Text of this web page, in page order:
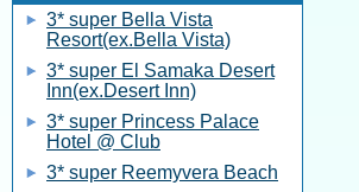
3* super Bella Vista
Resort(ex.Bella Vista)
3* super El Samaka Desert
Inn(ex.Desert Inn)
3* super Princess Palace
Hotel @ Club
3* super Reemyvera Beach